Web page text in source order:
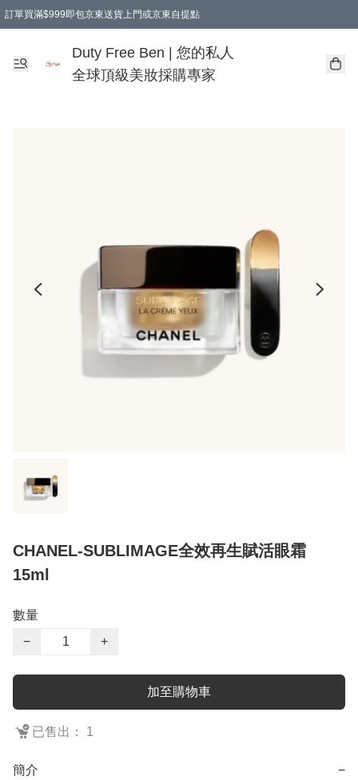
訂單買滿$999即包京東送貨上門或京東自提點
Duty Free Ben | 您的私人
全球頂級美妝採購專家
CHANEL-SUBLIMAGE全效再生賦活眼霜
15ml
數量
−
+
加至購物車
已售出： 1
簡介 −